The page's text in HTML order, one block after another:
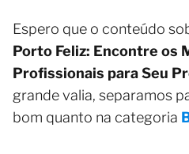
Espero que o conteúdo
Porto Feliz: Encontre os
Profissionais para Seu
grande valia, separamos
bom quanto na categoria